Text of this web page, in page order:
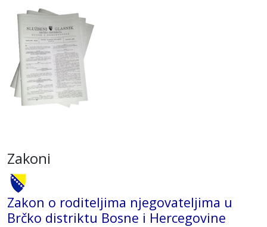
Zakoni
Zakon o roditeljima njegovateljima u
Brčko distriktu Bosne i Hercegovine